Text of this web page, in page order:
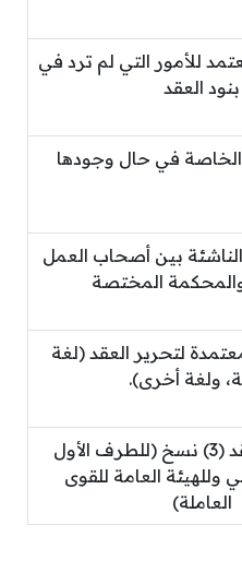
للأمور التي لم ترد في
بنود العقد
في حال وجودها
بين أصحاب العمل
المختصة
لتحرير العقد (لغة
ولغة أخرى).
حول نسخ العقد (3) نسخ (للطرف الأول
وللهيئة العامة للقوى
العاملة)